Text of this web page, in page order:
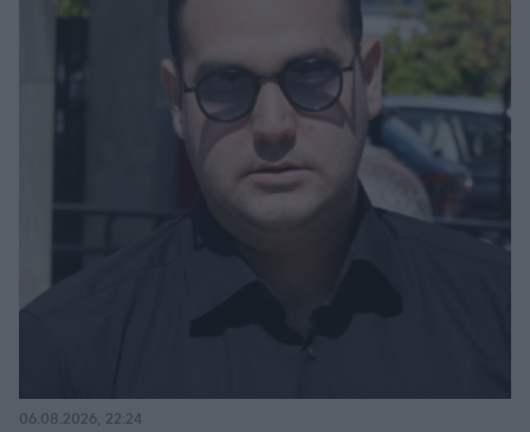
06.08.2026, 22:24